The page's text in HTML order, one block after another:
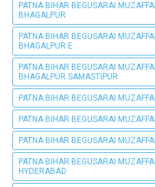
PATNA BIHAR BEGUSARAI
BHAGALPUR
PATNA BIHAR BEGUSARAI
BHAGALPUR E
PATNA BIHAR BEGUSARAI
BHAGALPUR SAMASTIPUR
PATNA BIHAR BEGUSARAI
PATNA BIHAR BEGUSARAI
PATNA BIHAR BEGUSARAI
PATNA BIHAR BEGUSARAI
HYDERABAD